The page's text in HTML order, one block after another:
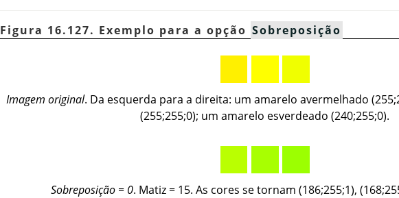
Figura 16.127. Exemplo para a opção Sobreposição
Imagem original. Da esquerda para a direita: um amarelo avermelhado
(255;255;0); um amarelo esverdeado (240;255;0).
Sobreposição = 0. Matiz = 15. As cores se tornam (186;255;1),